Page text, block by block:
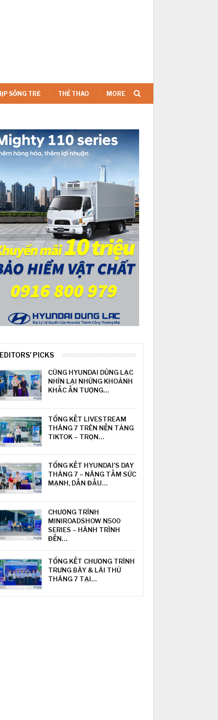
SỐNG TRẺ THỂ THAO MORE
EDITORS' PICKS
CÙNG HYUNDAI DŨNG LẠC
NHÌN LẠI NHỮNG KHOẢNH
KHẮC ẤN TƯỢNG…
TỔNG KẾT LIVESTREAM
THÁNG 7 TRÊN NỀN TẢNG
TIKTOK – TRỌN…
TỔNG KẾT HYUNDAI’S DAY
THÁNG 7 – NÂNG TẦM SỨC
MẠNH, DẪN ĐẦU…
CHƯƠNG TRÌNH
MINIROADSHOW N500
SERIES – HÀNH TRÌNH
ĐẾN…
TỔNG KẾT CHƯƠNG TRÌNH
TRƯNG BÀY & LÁI THỬ
THÁNG 7 TẠI…